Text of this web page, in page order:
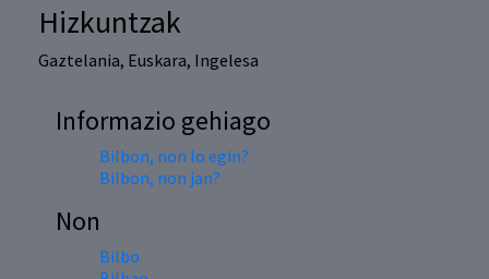
Hizkuntzak
Gaztelania, Euskara, Ingelesa
Informazio gehiago
Bilbon, non lo egin?
Bilbon, non jan?
Non
Bilbo